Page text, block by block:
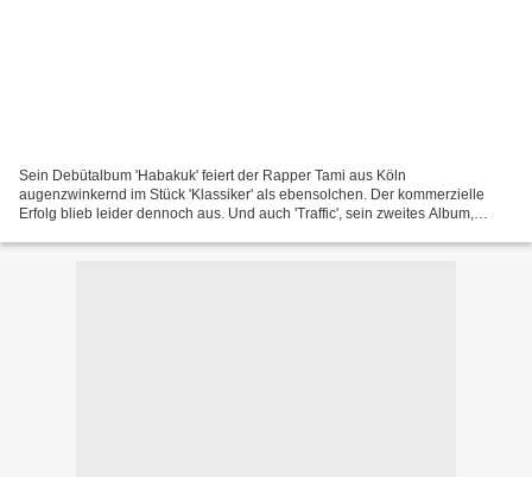
Sein Debütalbum 'Habakuk' feiert der Rapper Tami aus Köln
augenzwinkernd im Stück 'Klassiker' als ebensolchen. Der kommerzielle
Erfolg blieb leider dennoch aus. Und auch 'Traffic', sein zweites Album,